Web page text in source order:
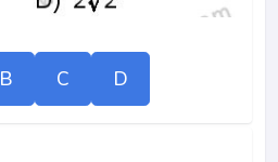
B C D